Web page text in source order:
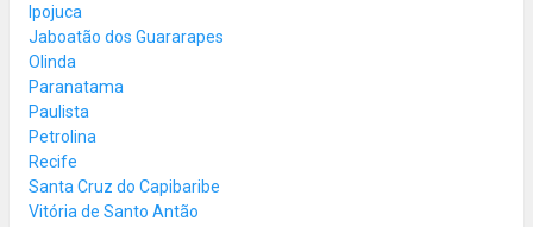
Ipojuca
Jaboatão dos Guararapes
Olinda
Paranatama
Paulista
Petrolina
Recife
Santa Cruz do Capibaribe
Vitória de Santo Antão